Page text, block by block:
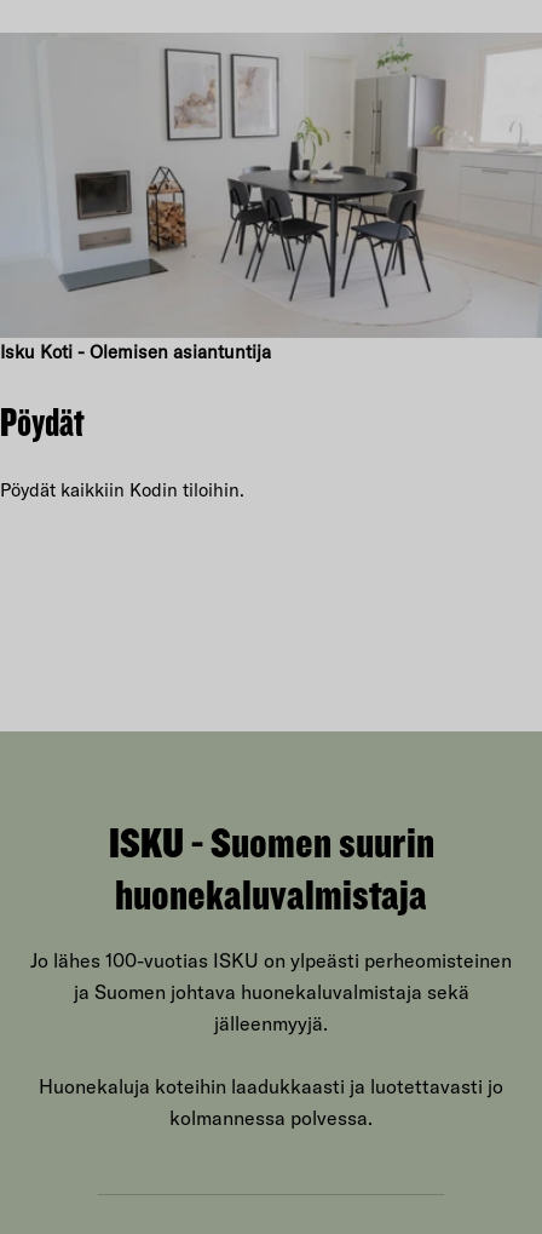
Isku Koti - Olemisen asiantuntija
Pöydät
Pöydät kaikkiin Kodin tiloihin.
ISKU - Suomen suurin
huonekaluvalmistaja
Jo lähes 100-vuotias ISKU on ylpeästi perheomisteinen
ja Suomen johtava huonekaluvalmistaja sekä
jälleenmyyjä.
Huonekaluja koteihin laadukkaasti ja luotettavasti jo
kolmannessa polvessa.